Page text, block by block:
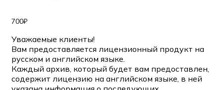
700₽
Уважаемые клиенты!
Вам предоставляется лицензионный продукт на
русском и английском языке.
Каждый архив, который будет вам предоставлен,
содержит лицензию на английском языке, в ней